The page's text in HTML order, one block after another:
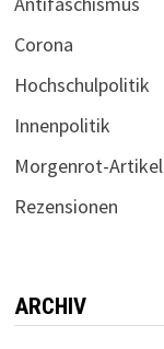
Corona
Hochschulpolitik
Innenpolitik
Morgenrot-Artikel
Rezensionen
ARCHIV